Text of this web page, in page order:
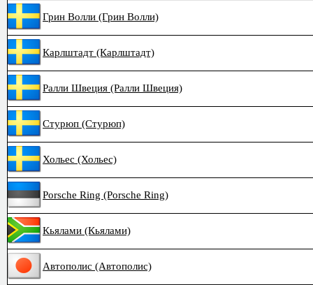
Грин Волли (Грин Волли)
Карлштадт (Карлштадт)
Ралли Швеция (Ралли Швеция)
Стурюп (Стурюп)
Хольес (Хольес)
Porsche Ring (Porsche Ring)
Кьялами (Кьялами)
Автополис (Автополис)